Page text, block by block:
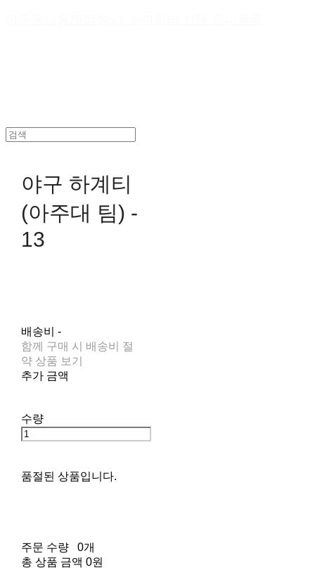
야구 하계티
(아주대 팀) -
13
배송비 -
함께 구매 시 배송비 절
약 상품 보기
추가 금액
수량
품절된 상품입니다.
주문 수량
0개
총 상품 금액 0원